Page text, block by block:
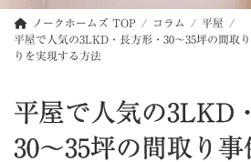
ノークホームズ TOP コラム
平屋
平屋で人気の3LKD・長方形・30〜35坪の間取
りを実現する方法
平屋で人気の3LKD
30〜35坪の間取り